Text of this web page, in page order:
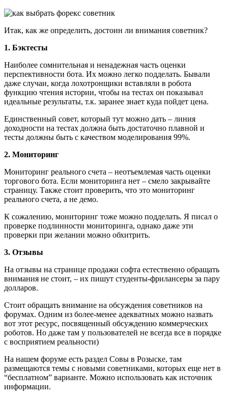
Итак, как же определить, достоин ли внимания советник?
1. Бэктесты
Наиболее сомнительная и ненадежная часть оценки
перспективности бота. Их можно легко подделать. Бывали
даже случаи, когда лохотронщики вставляли в робота
функцию чтения истории, чтобы на тестах он показывал
идеальные результаты, т.к. заранее знает куда пойдет цена.
Единственный совет, который тут можно дать – линия
доходности на тестах должна быть достаточно плавной и
тесты должны быть с качеством моделирования 99%.
2. Мониторинг
Мониторинг реального счета – неотъемлемая часть оценки
торгового бота. Если мониторинга нет – смело закрывайте
страницу. Также стоит проверить, что это мониторинг
реального счета, а не демо.
К сожалению, мониторинг тоже можно подделать. Я писал о
проверке подлинности мониторинга, однако даже эти
проверки при желании можно обхитрить.
3. Отзывы
На отзывы на странице продажи софта естественно обращать
внимания не стоит, – их пишут студенты-фрилансеры за пару
долларов.
Стоит обращать внимание на обсуждения советников на
форумах. Одним из более-менее адекватных можно назвать
вот этот ресурс, посвященный обсуждению коммерческих
роботов. Но даже там у пользователей не всегда все в порядке
с восприятием реальности)
На нашем форуме есть раздел Совы в Розыске, там
размещаются темы с новыми советниками, которых еще нет в
“бесплатном” варианте. Можно использовать как источник
информации.